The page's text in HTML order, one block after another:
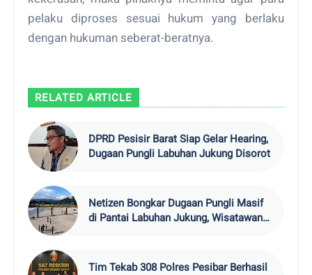
pelaku diproses sesuai hukum yang berlaku
dengan hukuman seberat-beratnya.
RELATED ARTICLE
DPRD Pesisir Barat Siap Gelar Hearing,
Dugaan Pungli Labuhan Jukung Disorot
Netizen Bongkar Dugaan Pungli Masif
di Pantai Labuhan Jukung, Wisatawan
Tim Tekab 308 Polres Pesibar Berhasil